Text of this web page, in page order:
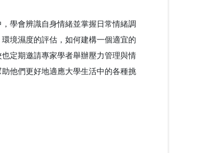
學會辨識自身情緒並掌握日常情緒調
境濕度的評估，如何建構一個適宜的
定期邀請專家學者舉辦壓力管理與情
他們更好地適應大學生活中的各種挑